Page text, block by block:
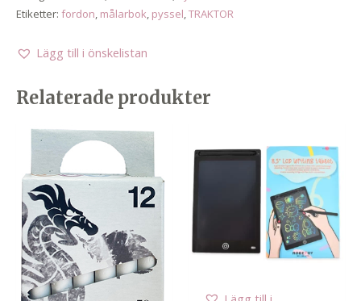
Etiketter: fordon, målarbok, pyssel,TRAKTOR
Lägg till i önskelistan
Relaterade produkter